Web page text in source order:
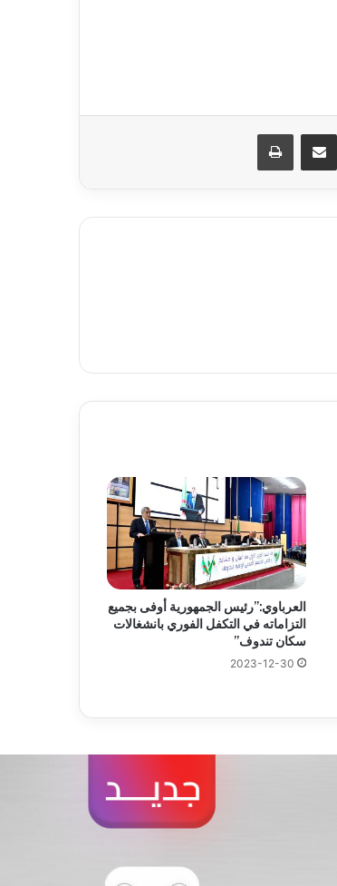
مشاركة عبر البريد
العرباوي:”رئيس الجمهورية أوفى بجميع
التزاماته في التكفل الفوري بانشغالات
سكان تندوف”
2023-12-30